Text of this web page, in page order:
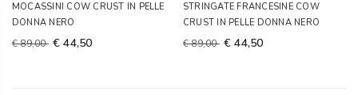
MOCASSINI COW CRUST IN PELLE
DONNA NERO
€ 89,00 € 44,50
STRINGATE FRANCESINE COW
CRUST IN PELLE DONNA NERO
€ 89,00 € 44,50